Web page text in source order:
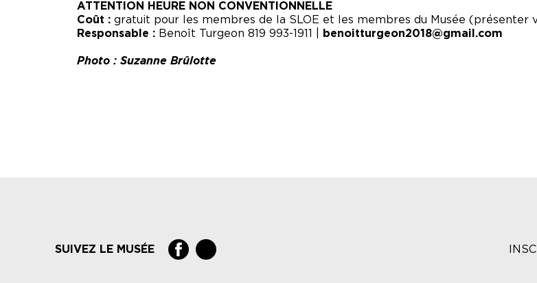
ATTENTION HEURE NON CONVENTIONNELLE
Coût : gratuit pour les membres de la SLOE et les membres du Musée (présenter
Responsable : Benoît Turgeon 819 993-1911 | benoitturgeon2018@gmail.com
Photo : Suzanne Brûlotte
SUIVEZ LE MUSÉE